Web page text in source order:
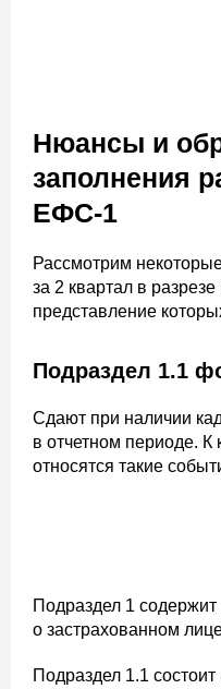
Нюансы и
заполнения
ЕФС-1
Рассмотрим
за 2 квартал в
представление
Подраздел 1.1
Сдают при наличии
в отчетном периоде.
относятся такие
Подраздел 1
о застрахованном
Подраздел 1.1